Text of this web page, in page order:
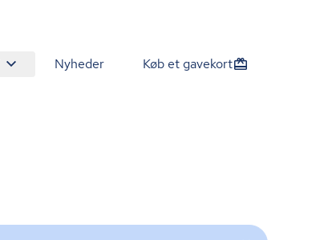
Nyheder Køb et gavekort